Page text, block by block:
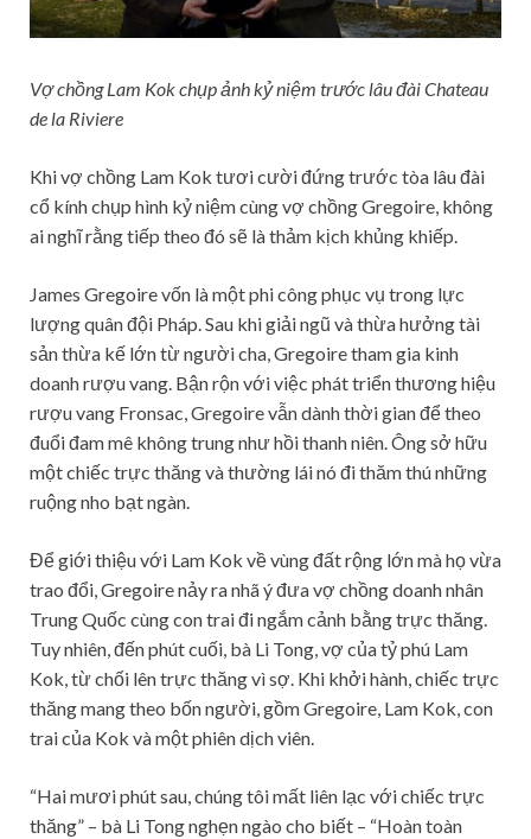
Vợ chồng Lam Kok chụp ảnh kỷ niệm trước lâu đài Chateau
de la Riviere
Khi vợ chồng Lam Kok tươi cười đứng trước tòa lâu đài
cổ kính chụp hình kỷ niệm cùng vợ chồng Gregoire, không
ai nghĩ rằng tiếp theo đó sẽ là thảm kịch khủng khiếp.
James Gregoire vốn là một phi công phục vụ trong lực
lượng quân đội Pháp. Sau khi giải ngũ và thừa hưởng tài
sản thừa kế lớn từ người cha, Gregoire tham gia kinh
doanh rượu vang. Bận rộn với việc phát triển thương hiệu
rượu vang Fronsac, Gregoire vẫn dành thời gian để theo
đuổi đam mê không trung như hồi thanh niên. Ông sở hữu
một chiếc trực thăng và thường lái nó đi thăm thú những
ruộng nho bạt ngàn.
Để giới thiệu với Lam Kok về vùng đất rộng lớn mà họ vừa
trao đổi, Gregoire nảy ra nhã ý đưa vợ chồng doanh nhân
Trung Quốc cùng con trai đi ngắm cảnh bằng trực thăng.
Tuy nhiên, đến phút cuối, bà Li Tong, vợ của tỷ phú Lam
Kok, từ chối lên trực thăng vì sợ. Khi khởi hành, chiếc trực
thăng mang theo bốn người, gồm Gregoire, Lam Kok, con
trai của Kok và một phiên dịch viên.
“Hai mươi phút sau, chúng tôi mất liên lạc với chiếc trực
thăng” – bà Li Tong nghẹn ngào cho biết – “Hoàn toàn